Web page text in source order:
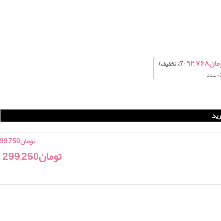
۹۲,۷۶۸(7% تخفیف)
تومان99,750
تومان299,250